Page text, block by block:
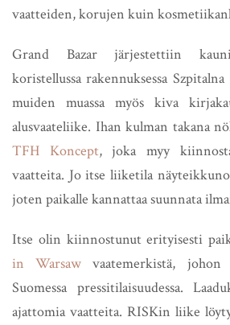
vaatteiden, korujen kuin
Grand Bazar järjestettiin
koristellussa rakennuksessa
muiden muassa myös kiva
alusvaateliike. Ihan kulman takana
TFH Koncept, joka myy
vaatteita. Jo itse liiketila
joten paikalle kannattaa suunnata
Itse olin kiinnostunut erityisesti
in Warsaw vaatemerkistä,
Suomessa pressitilaisuudessa.
ajattomia vaatteita. RISKin liike